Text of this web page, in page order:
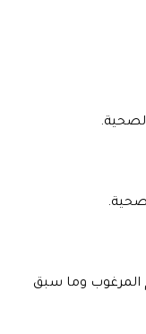
المرغوب وما سبق